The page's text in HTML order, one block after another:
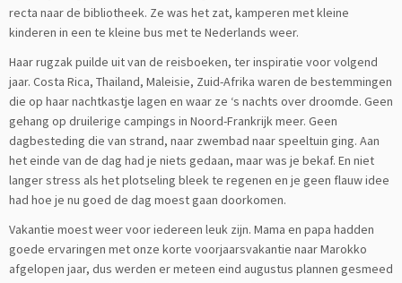
recta naar de bibliotheek. Ze was het zat, kamperen met kleine
kinderen in een te kleine bus met te Nederlands weer.
Haar rugzak puilde uit van de reisboeken, ter inspiratie voor volgend
jaar. Costa Rica, Thailand, Maleisie, Zuid-Afrika waren de bestemmingen
die op haar nachtkastje lagen en waar ze ‘s nachts over droomde. Geen
gehang op druilerige campings in Noord-Frankrijk meer. Geen
dagbesteding die van strand, naar zwembad naar speeltuin ging. Aan
het einde van de dag had je niets gedaan, maar was je bekaf. En niet
langer stress als het plotseling bleek te regenen en je geen flauw idee
had hoe je nu goed de dag moest gaan doorkomen.
Vakantie moest weer voor iedereen leuk zijn. Mama en papa hadden
goede ervaringen met onze korte voorjaarsvakantie naar Marokko
afgelopen jaar, dus werden er meteen eind augustus plannen gesmeed